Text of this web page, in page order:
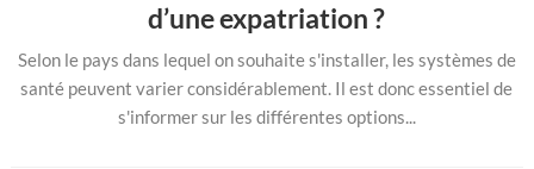
d’une expatriation ?
Selon le pays dans lequel on souhaite s'installer, les systèmes de
santé peuvent varier considérablement. Il est donc essentiel de
s'informer sur les différentes options...